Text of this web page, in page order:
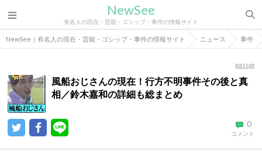
NewSee
有名人の現在・芸能・ゴシップ・事件の情報サイト
NewSee｜有名人の現在・芸能・ゴシップ・事件の情報サイト ニュース 事件
passpi
風船おじさんの現在！行方不明事件その後と真
相／鈴木嘉和の詳細も総まとめ
0
コメント